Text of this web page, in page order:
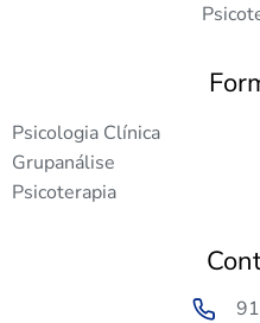
Psicologia Clínica
Grupanálise
Psicoterapia